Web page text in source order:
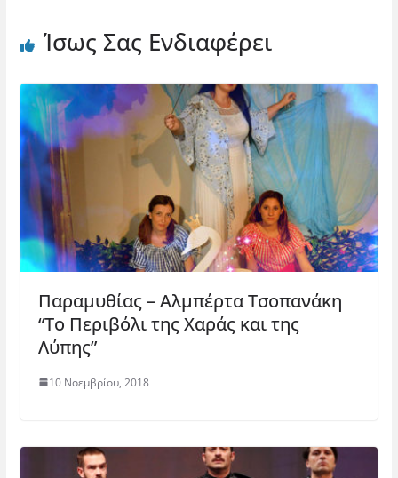
Ίσως Σας Ενδιαφέρει
Παραμυθίας – Αλμπέρτα Τσοπανάκη
“Το Περιβόλι της Χαράς και της
Λύπης”
10 Νοεμβρίου, 2018